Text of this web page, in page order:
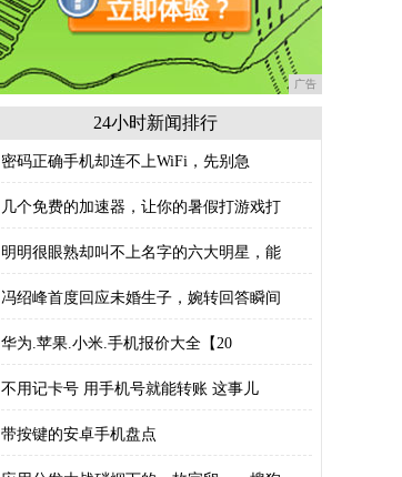
广告
24小时新闻排行
密码正确手机却连不上WiFi，先别急
几个免费的加速器，让你的暑假打游戏打
明明很眼熟却叫不上名字的六大明星，能
冯绍峰首度回应未婚生子，婉转回答瞬间
华为.苹果.小米.手机报价大全【20
不用记卡号 用手机号就能转账 这事儿
带按键的安卓手机盘点